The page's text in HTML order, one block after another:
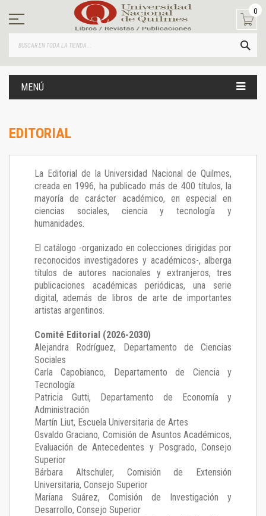
contenido
0
MENÚ
EDITORIAL
La Editorial de la Universidad Nacional de Quilmes,
creada en 1996, ha publicado más de 400 títulos, la
mayoría de carácter académico, en especial en
ciencias sociales, ciencia y tecnología y
humanidades.
El catálogo -organizado en colecciones dirigidas por
reconocidos investigadores y académicos-, alberga
títulos de autores nacionales y extranjeros, tres
publicaciones académicas periódicas, una serie
digital, además de libros de arte de importantes
artistas argentinos.
Comité Editorial (2026-2030)
Alejandra Rodríguez, Departamento de Ciencias
Sociales
Carla Capobianco, Departamento de Ciencia y
Tecnología
Patricia Gutti, Departamento de Economía y
Administración
Martín Liut, Escuela Universitaria de Artes
Osvaldo Graciano, Comisión de Asuntos Académicos,
Evaluación de Antecedentes y Posgrado, Consejo
Superior
Bárbara Altschuler, Comisión de Extensión
Universitaria, Consejo Superior
Mariana Suárez, Comisión de Investigación y
Desarrollo, Consejo Superior